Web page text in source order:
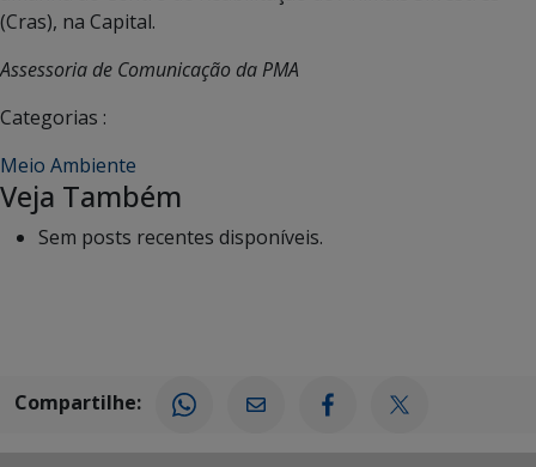
(Cras), na Capital.
Assessoria de Comunicação da PMA
Categorias :
Meio Ambiente
Veja Também
Sem posts recentes disponíveis.
Compartilhe: